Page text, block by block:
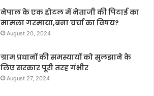
नेपाल के एक होटल में नेताजी की पिटाई का
मामला गरमाया,बना चर्चा का विषय?
August 20, 2024
ग्राम प्रधानों की समस्यायों को सुलझाने के
लिए सरकार पूरी तरह गंभीर
August 27, 2024